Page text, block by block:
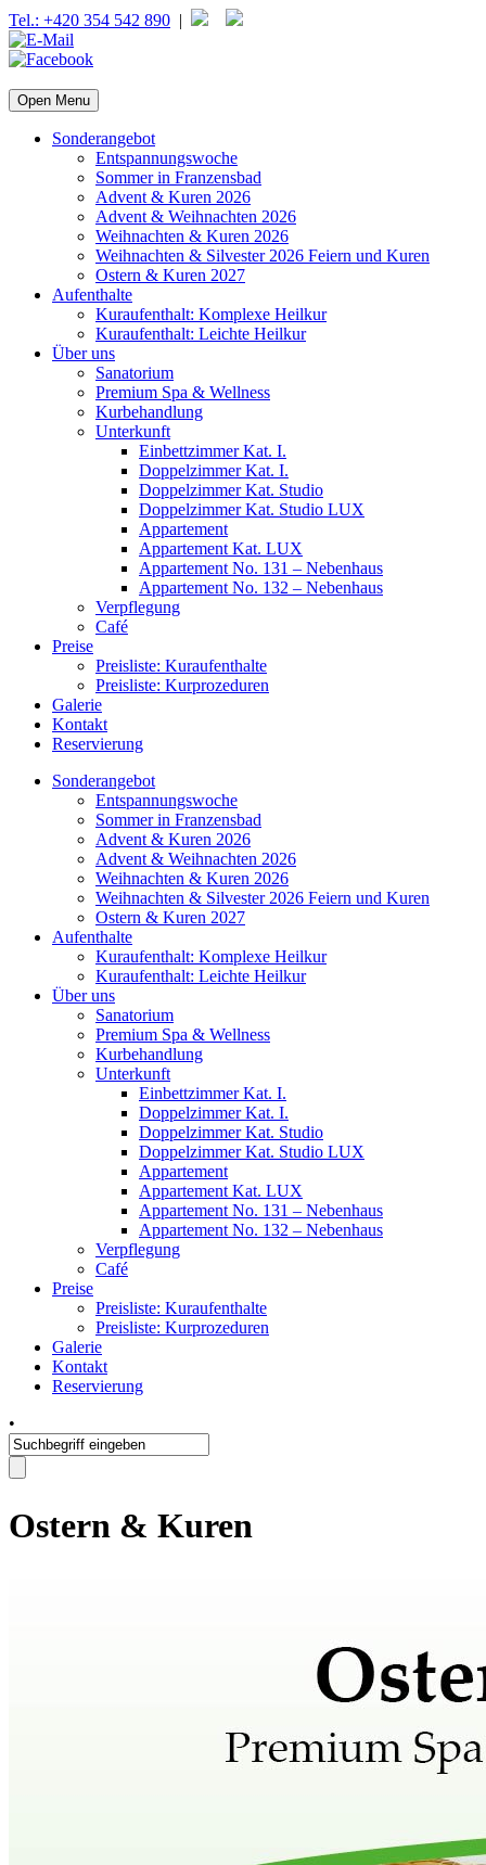
Tel.: +420 354 542 890 |
Open Menu
Sonderangebot
Entspannungswoche
Sommer in Franzensbad
Advent & Kuren 2026
Advent & Weihnachten 2026
Weihnachten & Kuren 2026
Weihnachten & Silvester 2026 Feiern und Kuren
Ostern & Kuren 2027
Aufenthalte
Kuraufenthalt: Komplexe Heilkur
Kuraufenthalt: Leichte Heilkur
Über uns
Sanatorium
Premium Spa & Wellness
Kurbehandlung
Unterkunft
Einbettzimmer Kat. I.
Doppelzimmer Kat. I.
Doppelzimmer Kat. Studio
Doppelzimmer Kat. Studio LUX
Appartement
Appartement Kat. LUX
Appartement No. 131 – Nebenhaus
Appartement No. 132 – Nebenhaus
Verpflegung
Café
Preise
Preisliste: Kuraufenthalte
Preisliste: Kurprozeduren
Galerie
Kontakt
Reservierung
Sonderangebot
Entspannungswoche
Sommer in Franzensbad
Advent & Kuren 2026
Advent & Weihnachten 2026
Weihnachten & Kuren 2026
Weihnachten & Silvester 2026 Feiern und Kuren
Ostern & Kuren 2027
Aufenthalte
Kuraufenthalt: Komplexe Heilkur
Kuraufenthalt: Leichte Heilkur
Über uns
Sanatorium
Premium Spa & Wellness
Kurbehandlung
Unterkunft
Einbettzimmer Kat. I.
Doppelzimmer Kat. I.
Doppelzimmer Kat. Studio
Doppelzimmer Kat. Studio LUX
Appartement
Appartement Kat. LUX
Appartement No. 131 – Nebenhaus
Appartement No. 132 – Nebenhaus
Verpflegung
Café
Preise
Preisliste: Kuraufenthalte
Preisliste: Kurprozeduren
Galerie
Kontakt
Reservierung
•
Ostern & Kuren